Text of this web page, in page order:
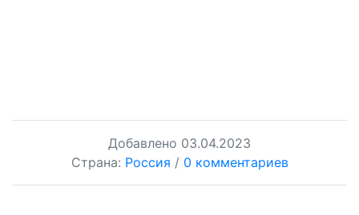
Добавлено 03.04.2023
Страна: Россия / 0 комментариев